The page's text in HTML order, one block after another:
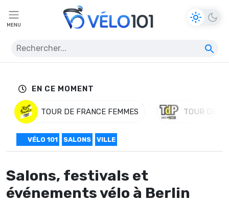
MENU
EN CE MOMENT
TOUR DE FRANCE FEMMES TOUR DE
VÉLO 101 SALONS VILLE
Salons, festivals et
événements vélo à Berlin